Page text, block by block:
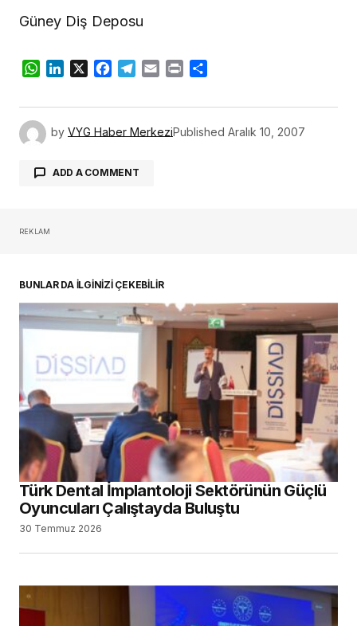
Güney Diş Deposu
WhatsApp
LinkedIn
X Facebook
Telegram
Email Print
by VYG Haber MerkeziPublished Aralık 10, 2007
ADD A COMMENT
REKLAM
BUNLAR DA İLGİNİZİ ÇEKEBİLİR
Türk Dental İmplantoloji Sektörünün Güçlü
Oyuncuları Çalıştayda Buluştu
30 Temmuz 2026